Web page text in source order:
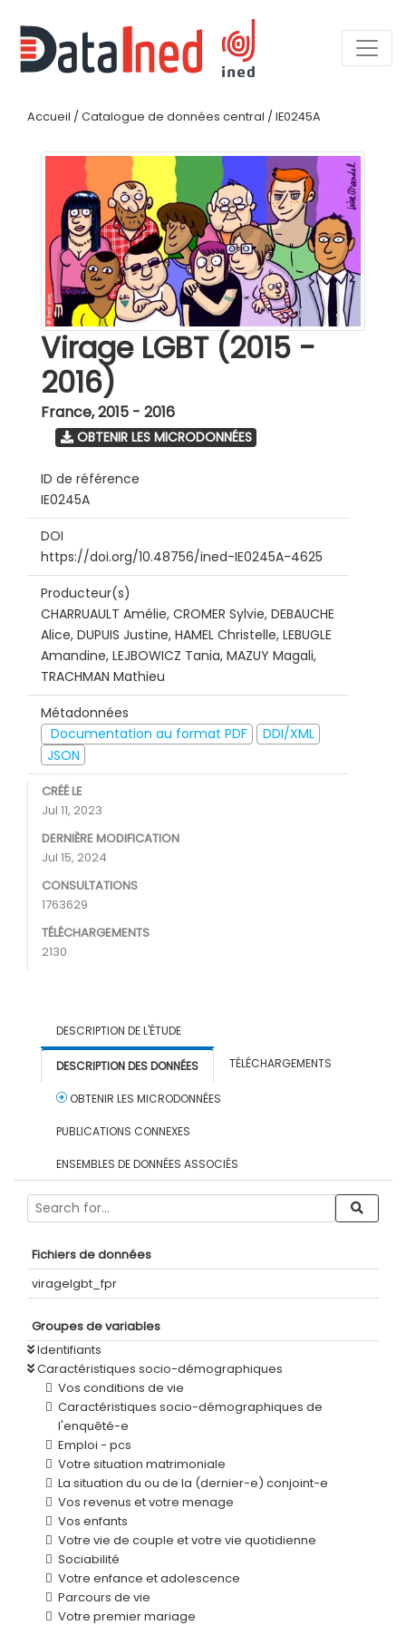
Accueil / Catalogue de données central / IE0245A
Virage LGBT (2015 -
2016)
France,2015 - 2016
OBTENIR LES MICRODONNÉES
ID de référence
IE0245A
DOI
https://doi.org/10.48756/ined-IE0245A-4625
Producteur(s)
CHARRUAULT Amélie, CROMER Sylvie, DEBAUCHE
Alice, DUPUIS Justine, HAMEL Christelle, LEBUGLE
Amandine, LEJBOWICZ Tania, MAZUY Magali,
TRACHMAN Mathieu
Métadonnées
Documentation au format PDF
DDI/XML
JSON
CRÉÉ LE
Jul 11, 2023
DERNIÈRE MODIFICATION
Jul 15, 2024
CONSULTATIONS
1763629
TÉLÉCHARGEMENTS
2130
DESCRIPTION DE L'ÉTUDE
DESCRIPTION DES DONNÉES TÉLÉCHARGEMENTS
OBTENIR LES MICRODONNÉES
PUBLICATIONS CONNEXES
ENSEMBLES DE DONNÉES ASSOCIÉS
Fichiers de données
viragelgbt_fpr
Groupes de variables
Identifiants
Caractéristiques socio-démographiques
Vos conditions de vie
Caractéristiques socio-démographiques de
l'enquêté-e
Emploi - pcs
Votre situation matrimoniale
La situation du ou de la (dernier-e) conjoint-e
Vos revenus et votre menage
Vos enfants
Votre vie de couple et votre vie quotidienne
Sociabilité
Votre enfance et adolescence
Parcours de vie
Votre premier mariage